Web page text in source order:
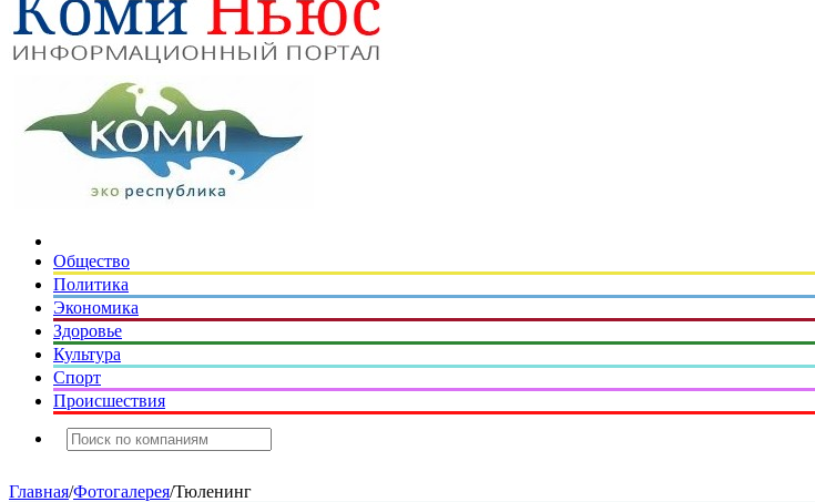
Общество
Политика
Экономика
Здоровье
Культура
Спорт
Происшествия
Главная/Фотогалерея/Тюленинг